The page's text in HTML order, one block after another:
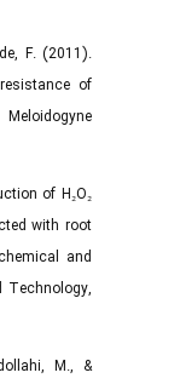
F. (2011).
of
of H₂O₂
with root
and
Technology,
M., &